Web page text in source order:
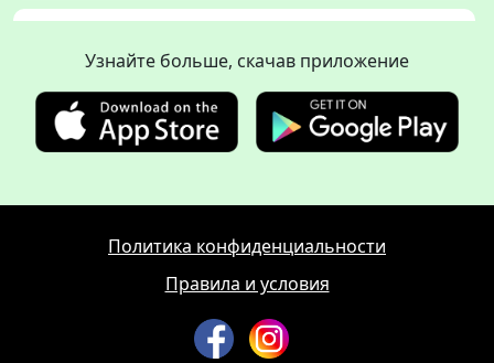
мототранспортным средством с механической
коробкой передач. Что Вы должны делать, чтобы
быть готовым затормозить?
2.7.01-068 - Вы хотите использовать чемоданы
внимание?
2.7.01-069 - Ваш мотоцикл оборудован системой
контроля тягового усилия (TCS). Каково
назначение этой системы?
2.7.01-070 - Вы движетесь по кривой, радиус
Узнайте больше, скачав приложение
Политика конфиденциальности
Правила и условия